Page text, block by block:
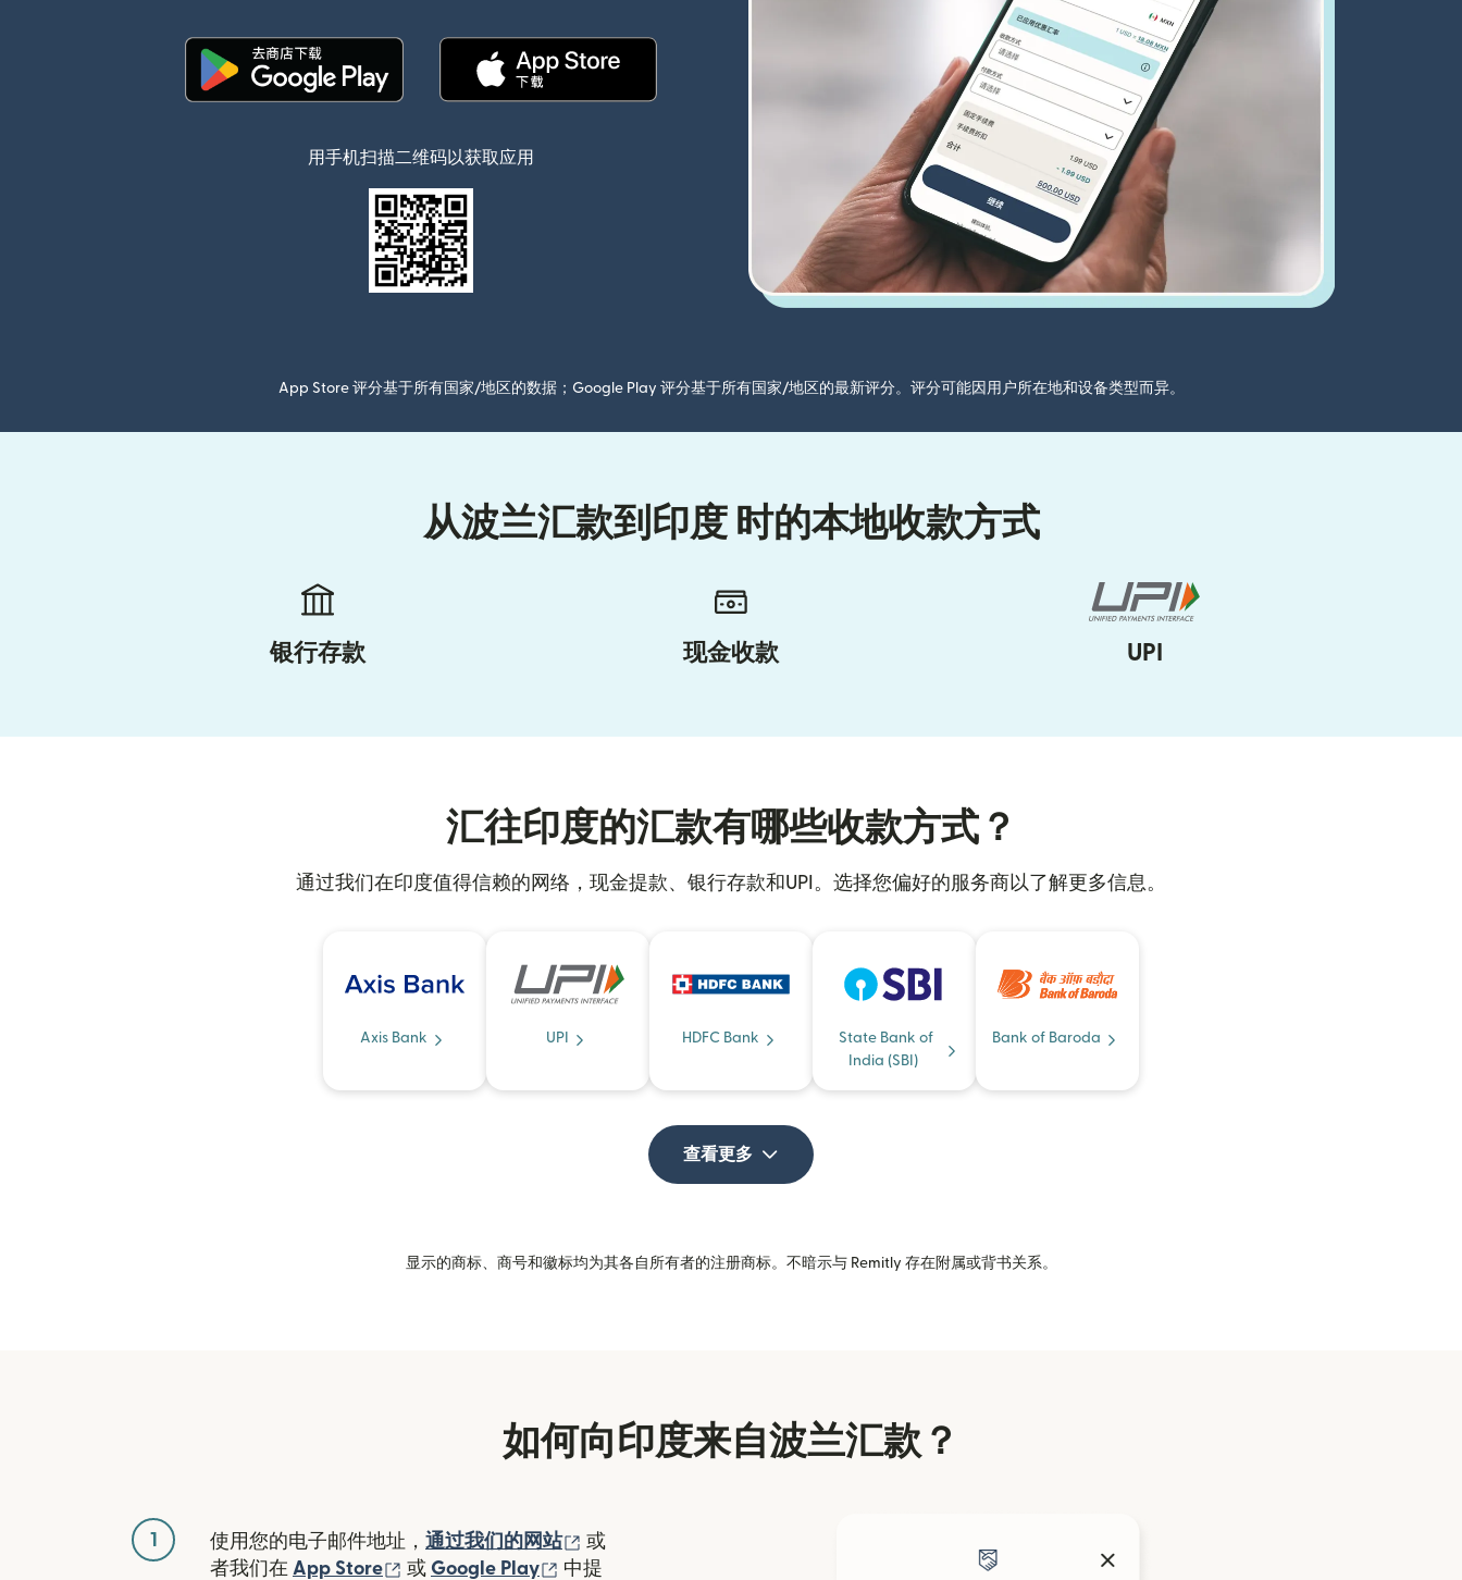
用手机扫描二维码以获取应用
App Store 评分基于所有国家/地区的数据；Google Play 评分基于所有国家/地区的最新评分。评分可能因用户所在地和设备类型而异。
从波兰汇款到印度 时的本地收款方式
银行存款 现金收款 UPI
汇往印度的汇款有哪些收款方式？
通过我们在印度值得信赖的网络，现金提款、银行存款和UPI。选择您偏好的服务商以了解更多信息。
Axis Bank UPI HDFC Bank
State Bank of
India (SBI)
Bank of Baroda
查看更多
显示的商标、商号和徽标均为其各自所有者的注册商标。不暗示与 Remitly 存在附属或背书关系。
如何向印度来自波兰汇款？
1 使用您的电子邮件地址， 通过我们的网站 （在新窗口中打开）
或
者我们在 App Store （在新窗口中打开）
或 Google Play （在新窗口中打开）
中提